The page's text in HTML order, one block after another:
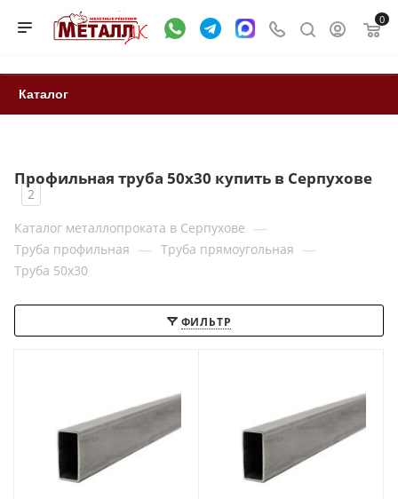
0
Каталог
Профильная труба 50x30 купить в Серпухове
2
Каталог металлопроката в Серпухове —
Труба профильная — Труба прямоугольная —
Труба 50x30
ФИЛЬТР